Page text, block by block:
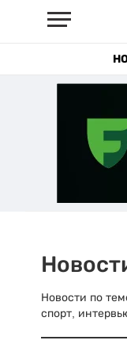
Новости по
спорт,